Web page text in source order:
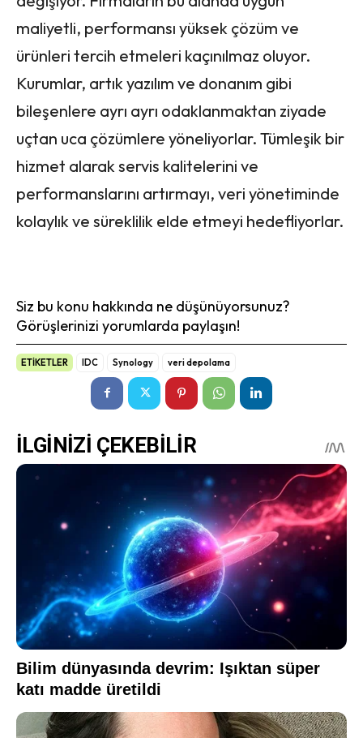
maliyetli, performansı yüksek çözüm ve
ürünleri tercih etmeleri kaçınılmaz oluyor.
Kurumlar, artık yazılım ve donanım gibi
bileşenlere ayrı ayrı odaklanmaktan ziyade
uçtan uca çözümlere yöneliyorlar. Tümleşik bir
hizmet alarak servis kalitelerini ve
performanslarını artırmayı, veri yönetiminde
kolaylık ve süreklilik elde etmeyi hedefliyorlar.
Siz bu konu hakkında ne düşünüyorsunuz?
Görüşlerinizi yorumlarda paylaşın!
ETİKETLER IDC Synology veri depolama